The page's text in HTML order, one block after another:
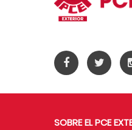
SOBRE EL PCE